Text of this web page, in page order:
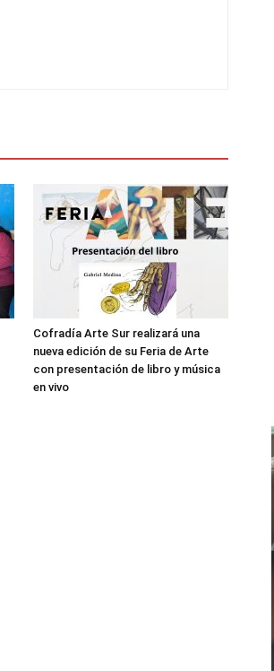
Cofradía Arte Sur realizará una
nueva edición de su Feria de Arte
con presentación de libro y música
en vivo